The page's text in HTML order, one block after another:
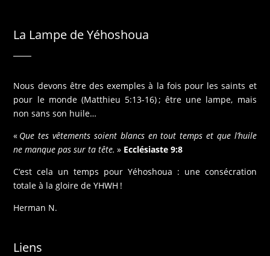
La Lampe de Yéhoshoua
Nous devons être des exemples à la fois pour les saints et
pour le monde (Matthieu 5:13-16) ; être une lampe, mais
non sans son huile…
« Que tes vêtements soient blancs en tout temps et que l’huile
ne manque pas sur ta tête. » Ecclésiaste 9:8
C’est cela un temps pour Yéhoshoua : une consécration
totale à la gloire de YHWH !
Herman N.
Liens